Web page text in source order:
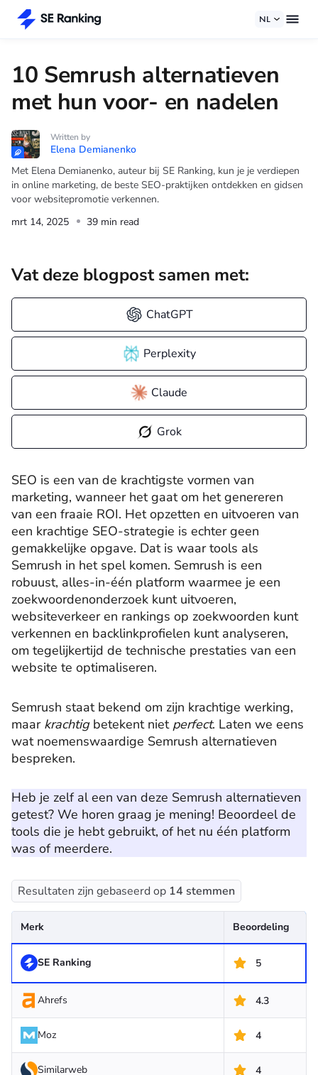
NL
10 Semrush alternatieven
met hun voor- en nadelen
Written by
Elena Demianenko
Met Elena Demianenko, auteur bij SE Ranking, kun je je verdiepen
in online marketing, de beste SEO-praktijken ontdekken en gidsen
voor websitepromotie verkennen.
mrt 14, 2025
39 min read
Vat deze blogpost samen met:
ChatGPT
Perplexity
Claude
Grok
SEO is een van de krachtigste vormen van
marketing, wanneer het gaat om het genereren
van een fraaie ROI. Het opzetten en uitvoeren van
een krachtige SEO-strategie is echter geen
gemakkelijke opgave. Dat is waar tools als
Semrush in het spel komen. Semrush is een
robuust, alles-in-één platform waarmee je een
zoekwoordenonderzoek kunt uitvoeren,
websiteverkeer en rankings op zoekwoorden kunt
verkennen en backlinkprofielen kunt analyseren,
om tegelijkertijd de technische prestaties van een
website te optimaliseren.
Semrush staat bekend om zijn krachtige werking,
maar krachtigbetekent niet perfect. Laten we eens
wat noemenswaardige Semrush alternatieven
bespreken.
Heb je zelf al een van deze Semrush alternatieven
getest? We horen graag je mening! Beoordeel de
tools die je hebt gebruikt, of het nu één platform
was of meerdere.
Resultaten zijn gebaseerd op 14 stemmen
Merk Beoordeling
SE Ranking 5
Ahrefs 4.3
Moz 4
Similarweb 4